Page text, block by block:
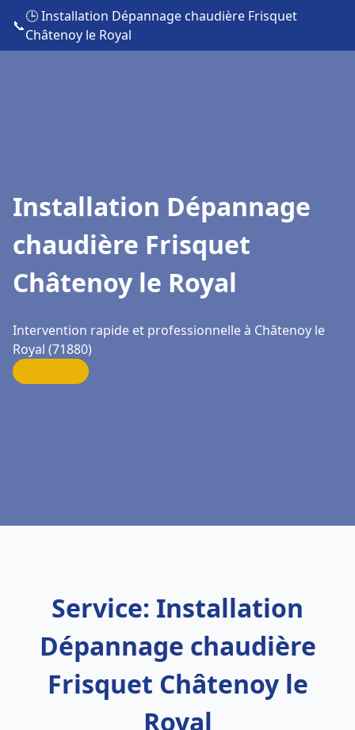
📞
🕒 Installation Dépannage chaudière Frisquet
Châtenoy le Royal
Installation Dépannage
chaudière Frisquet
Châtenoy le Royal
Intervention rapide et professionnelle à Châtenoy le
Royal (71880)
Service: Installation
Dépannage chaudière
Frisquet Châtenoy le
Royal